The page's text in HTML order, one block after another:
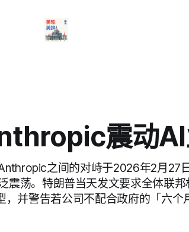
震动
之间的对峙于2026年2月27
震荡。特朗普当天发文要求全体联
并警告若公司不配合政府的「六个